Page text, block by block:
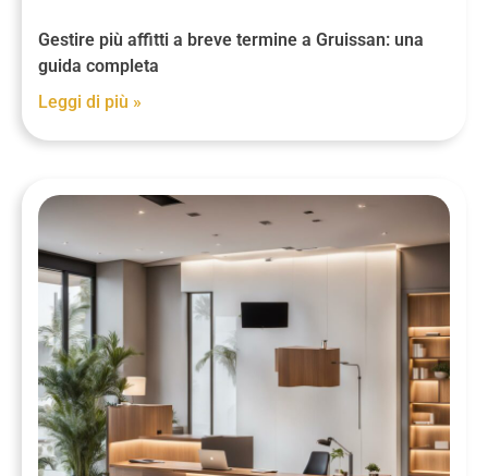
Gestire più affitti a breve termine a Gruissan: una
guida completa
Leggi di più »